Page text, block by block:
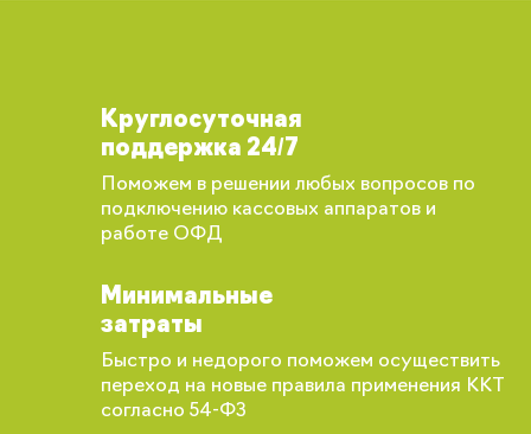
Круглосуточная
поддержка 24/7
Поможем в решении любых вопросов по
подключению кассовых аппаратов и
работе ОФД
Минимальные
затраты
Быстро и недорого поможем осуществить
переход на новые правила применения ККТ
согласно 54-ФЗ
Вы сможете отслеживать статус своих
заказов и получать индивидуальные